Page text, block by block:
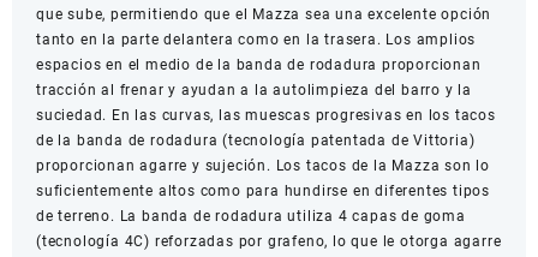
que sube, permitiendo que el Mazza sea una excelente opción
tanto en la parte delantera como en la trasera. Los amplios
espacios en el medio de la banda de rodadura proporcionan
tracción al frenar y ayudan a la autolimpieza del barro y la
suciedad. En las curvas, las muescas progresivas en los tacos
de la banda de rodadura (tecnología patentada de Vittoria)
proporcionan agarre y sujeción. Los tacos de la Mazza son lo
suficientemente altos como para hundirse en diferentes tipos
de terreno. La banda de rodadura utiliza 4 capas de goma
(tecnología 4C) reforzadas por grafeno, lo que le otorga agarre